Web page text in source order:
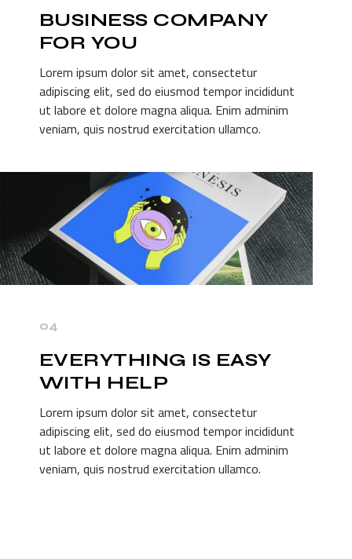
BUSINESS COMPANY
FOR YOU
Lorem ipsum dolor sit amet, consectetur
adipiscing elit, sed do eiusmod tempor incididunt
ut labore et dolore magna aliqua. Enim adminim
veniam, quis nostrud exercitation ullamco.
04
EVERYTHING IS EASY
WITH HELP
Lorem ipsum dolor sit amet, consectetur
adipiscing elit, sed do eiusmod tempor incididunt
ut labore et dolore magna aliqua. Enim adminim
veniam, quis nostrud exercitation ullamco.